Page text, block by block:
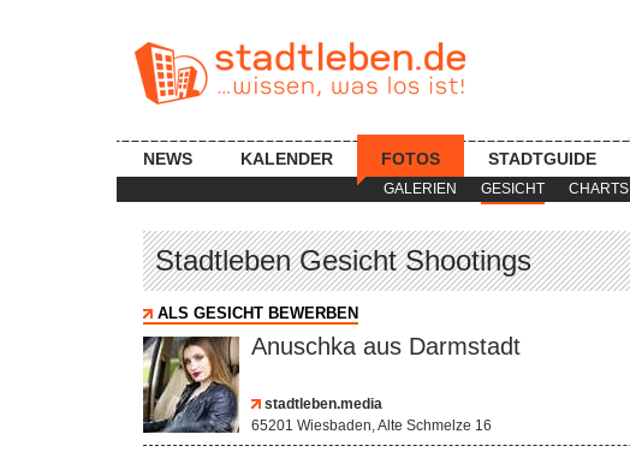
GALERIEN GESICHT CHARTS
NEWS KALENDER FOTOS STADTGUIDE
Stadtleben Gesicht Shootings
ALS GESICHT BEWERBEN
Anuschka aus Darmstadt
stadtleben.media
65201 Wiesbaden, Alte Schmelze 16